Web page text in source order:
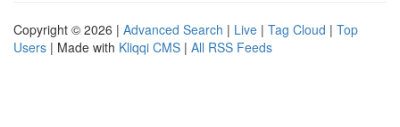
Copyright © 2026 | Advanced Search | Live | Tag Cloud | Top
Users | Made with Kliqqi CMS | All RSS Feeds